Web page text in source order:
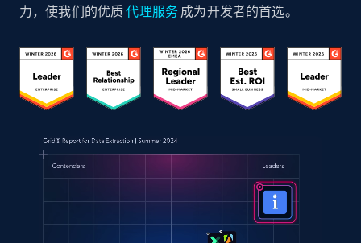
力，使我们的优质代理服务 成为开发者的首选。